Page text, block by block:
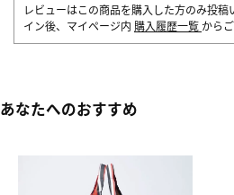
レビューはこの商品を購入した方のみ投
イン後、マイページ内 購入履歴一覧 から
あなたへのおすすめ